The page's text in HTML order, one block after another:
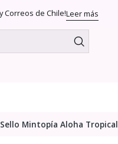
Correos de Chile!Leer más
Sello Mintopía Aloha Tropical